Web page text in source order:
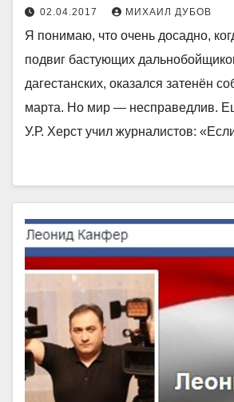
02.04.2017 МИХАИЛ ДУБОВ
Я понимаю, что очень досадно,
подвиг бастующих
дагестанских, оказался затенён
марта. Но мир — несправедлив.
У.Р. Херст учил журналистов: